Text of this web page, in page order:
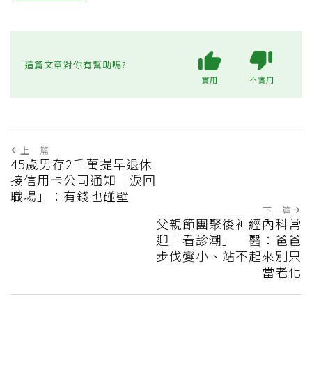
這篇文章對你有幫助嗎?
實用 不實用
上一篇
45歲男存2千萬提早退休
接信用卡公司通知「淚回
職場」：有錢也碰壁
下一篇
父親節團聚後神經內科常
迎「看診潮」 醫：爸爸
步伐變小、站不起來別只
當老化